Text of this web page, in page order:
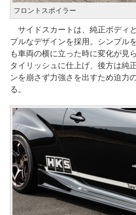
フロントスポイラー
サイドスカートは、純正ボディ
プルなデザインを採用。シンプル
も車両の横に立った時に変化が見
タイリッシュに仕上げ、後方は純
ンを崩さず力強さを出すため迫力
る。